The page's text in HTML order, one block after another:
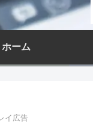
ホーム
イ広告